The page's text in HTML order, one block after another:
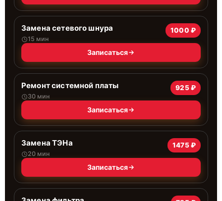
Замена сетевого шнура
15 мин
1000 ₽
Записаться
Ремонт системной платы
30 мин
925 ₽
Записаться
Замена ТЭНа
20 мин
1475 ₽
Записаться